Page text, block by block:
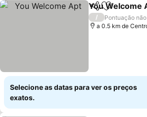
PartilharAdicionar
You Welcome
/
Pontuação
a 0.5 km de
Selecione as datas para ver os preços
exatos.